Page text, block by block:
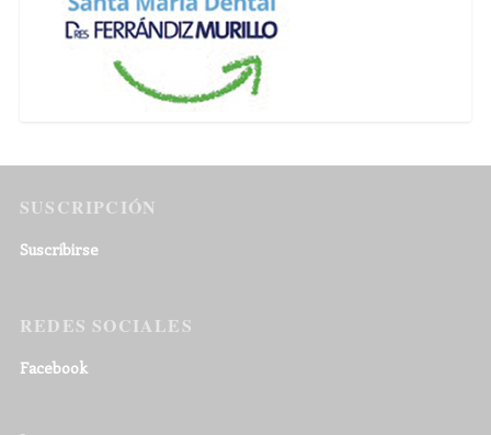
SUSCRIPCIÓN
Suscribirse
REDES SOCIALES
Facebook